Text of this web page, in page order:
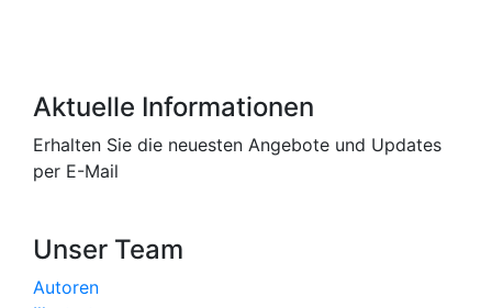
Aktuelle Informationen
Erhalten Sie die neuesten Angebote und Updates
per E-Mail
Unser Team
Autoren